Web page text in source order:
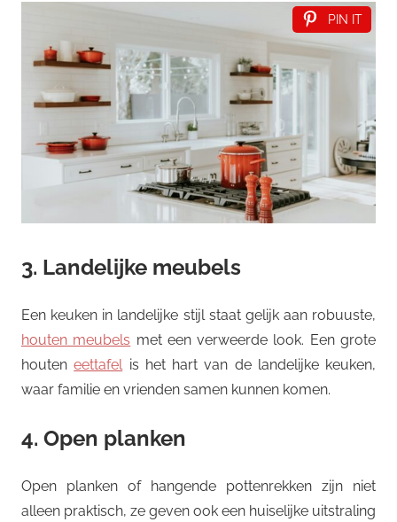
PIN IT
3. Landelijke meubels
Een keuken in landelijke stijl staat gelijk aan robuuste,
houten meubels met een verweerde look. Een grote
houteneettafelis het hart van de landelijke keuken,
waar familie en vrienden samen kunnen komen.
4. Open planken
Open planken of hangende pottenrekken zijn niet
alleen praktisch, ze geven ook een huiselijke uitstraling